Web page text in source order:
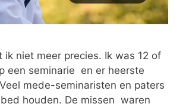
ik niet meer precies. Ik was 12 of
een seminarie en er heerste
mede-seminaristen en paters
houden. De missen waren